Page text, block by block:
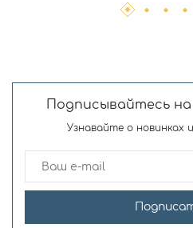
Подписывайтесь
Узнавайте о новинках